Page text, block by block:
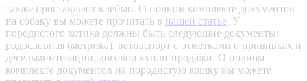
также проставляют клеймо. О полном комплекте документов
на собаку вы можете прочитать в нашей статье. У
породистого котика должны быть следующие документы:
родословная (метрика), ветпаспорт с отметками о прививках и
дегельминтизации, договор купли-продажи. О полном
комплекте документов на породистую кошку вы можете